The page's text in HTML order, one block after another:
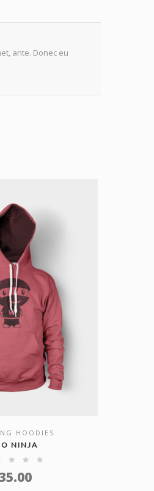
ante. Donec eu
DETAILS
HOODIES
NINJA